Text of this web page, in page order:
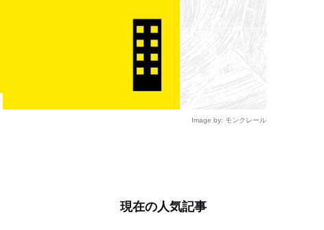
Image by: モンクレール
現在の人気記事